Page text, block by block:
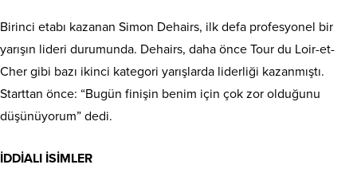
Birinci etabı kazanan Simon Dehairs, ilk defa profesyonel bir
yarışın lideri durumunda. Dehairs, daha önce Tour du Loir-et-
Cher gibi bazı ikinci kategori yarışlarda liderliği kazanmıştı.
Starttan önce: “Bugün finişin benim için çok zor olduğunu
düşünüyorum” dedi.
İDDİALI İSİMLER